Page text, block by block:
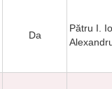
Da
Pătru I.